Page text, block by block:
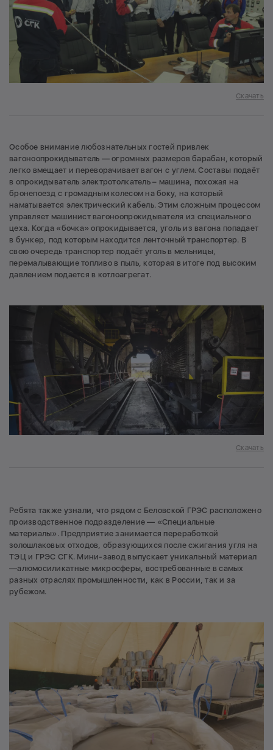
Скачать
Особое внимание любознательных гостей привлек
вагоноопрокидыватель — огромных размеров барабан, который
легко вмещает и переворачивает вагон с углем. Составы подаёт
в опрокидыватель электротолкатель – машина, похожая на
бронепоезд с громадным колесом на боку, на который
наматывается электрический кабель. Этим сложным процессом
управляет машинист вагоноопрокидывателя из специального
цеха. Когда «бочка» опрокидывается, уголь из вагона попадает
в бункер, под которым находится ленточный транспортер. В
свою очередь транспортер подаёт уголь в мельницы,
перемалывающие топливо в пыль, которая в итоге под высоким
давлением подается в котлоагрегат.
Скачать
Ребята также узнали, что рядом с Беловской ГРЭС расположено
производственное подразделение — «Специальные
материалы». Предприятие занимается переработкой
золошлаковых отходов, образующихся после сжигания угля на
ТЭЦ и ГРЭС СГК. Мини-завод выпускает уникальный материал
—алюмосиликатные микросферы, востребованные в самых
разных отраслях промышленности, как в России, так и за
рубежом.